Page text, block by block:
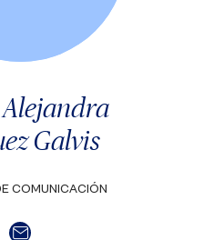
Galvis
COMUNICACIÓN